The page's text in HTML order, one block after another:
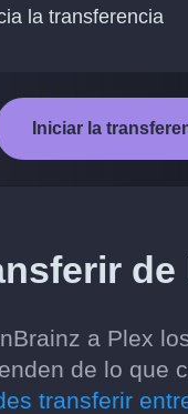
la transferencia
Iniciar la
a Plex
de lo que
transferir